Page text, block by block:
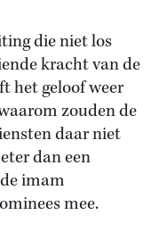
die niet los
kracht van de
het geloof weer
zouden de
daar niet
dan een
imam
mee.